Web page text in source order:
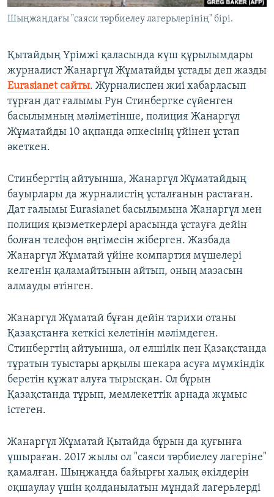
Шыңжаңдағы "саяси тәрбиелеу лагерьлерінің" бірі.
Қытайдың Үрімжі қаласында күш құрылымдары
журналист Жанаргүл Жұматайды ұстады деп жазды
Eurasianet сайты. Журналиспен жиі хабарласып
тұрған дат ғалымы Рун Стинбергке сүйенген
басылымның мәліметінше, полиция Жанаргүл
Жұматайды 10 ақпанда әпкесінің үйінен ұстап
әкеткен.
Стинбергтің айтуынша, Жанаргүл Жұматайдың
бауырлары да журналистің ұсталғанын растаған.
Дат ғалымы Eurasianet басылымына Жанаргүл мен
полиция қызметкерлері арасында ұстауға дейін
болған телефон әңгімесін жіберген. Жазбада
Жанаргүл Жұматай үйіне компартия мүшелері
келгенін қаламайтынын айтып, оның мазасын
алмауды өтінген.
Жанаргүл Жұматай бұған дейін тарихи отаны
Қазақстанға кеткісі келетінін мәлімдеген.
Стинбергтің айтуынша, ол елшілік пен Қазақстанда
тұратын туыстары арқылы шекара асуға мүмкіндік
беретін құжат алуға тырысқан. Ол бұрын
Қазақстанда тұрып, мемлекеттік арнада жұмыс
істеген.
Жанаргүл Жұматай Қытайда бұрын да қуғынға
ұшыраған. 2017 жылы ол "саяси тәрбиелеу лагеріне"
қамалған. Шыңжаңда байырғы халық өкілдерін
оқшаулау үшін қолданылатын мұндай лагерьлерді